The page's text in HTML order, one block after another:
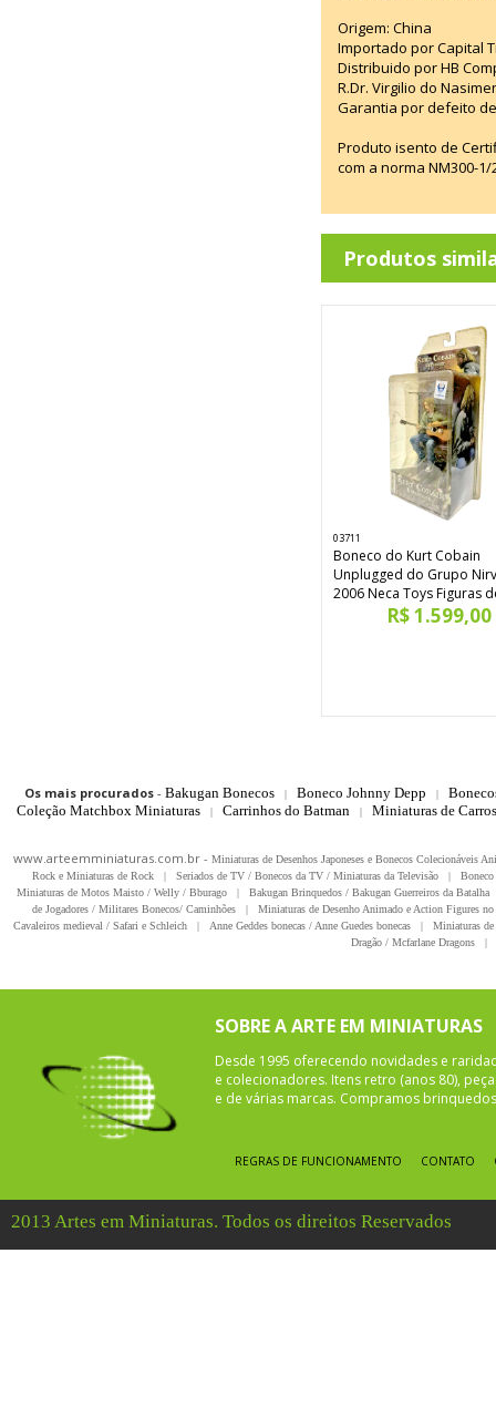
Origem: China
Importado por Capital
Distribuido por HB
R.Dr. Virgilio do
Garantia por defeito
Produto isento de
com a norma NM300-
Produtos
03711
Boneco do Kurt Cobain
Unplugged do Grupo
2006 Neca Toys Figuras
R$ 1.599,00
Os mais procurados- Bakugan Bonecos | Boneco Johnny Depp |
Coleção Matchbox Miniaturas
| Carrinhos do Batman | Miniaturas de
www.arteemminiaturas.com.br - Miniaturas de Desenhos Japoneses e Bonecos Colecionáveis
Rock e Miniaturas de Rock
| Seriados de TV / Bonecos da TV / Miniaturas da Televisão |
Miniaturas de Motos Maisto / Welly / Bburago
| Bakugan Brinquedos / Bakugan Guerreiros da Batalha
de Jogadores / Militares Bonecos/ Caminhões
|
Miniaturas de Desenho Animado e Action Figures
Cavaleiros medieval / Safari e Schleich
| Anne Geddes bonecas / Anne Guedes bonecas |
Miniaturas
Dragão / Mcfarlane Dragons
|
SOBRE A ARTE EM MINIATURAS
Desde 1995 oferecendo novidades e
e colecionadores. Itens retro (anos 80),
e de várias marcas. Compramos
REGRAS DE FUNCIONAMENTO CONTATO
2013 Artes em Miniaturas. Todos os direitos Reservados